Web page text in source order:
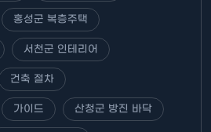
홍성군 복층주택
서천군 인테리어
건축 절차
가이드 산청군 방진 바닥